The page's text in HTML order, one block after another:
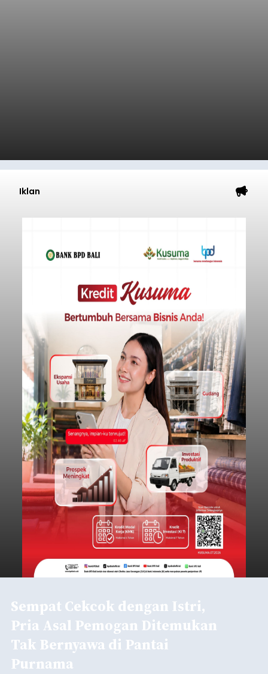
Iklan
Sempat Cekcok dengan Istri,
Pria Asal Pemogan Ditemukan
Tak Bernyawa di Pantai
Purnama